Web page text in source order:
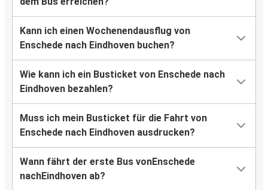
Kann ich einen Wochenendausflug von
Enschede nach Eindhoven buchen?
Wie kann ich ein Busticket von Enschede nach
Eindhoven bezahlen?
Muss ich mein Busticket für die Fahrt von
Enschede nach Eindhoven ausdrucken?
Wann fährt der erste Bus vonEnschede
nachEindhoven ab?